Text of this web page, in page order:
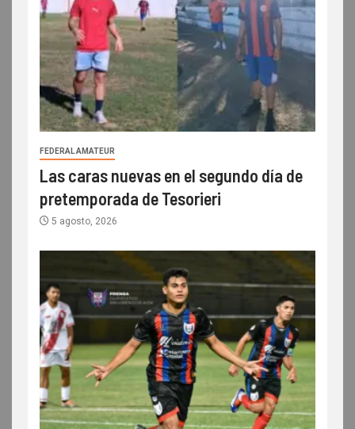
FEDERAL AMATEUR
Las caras nuevas en el segundo día de
pretemporada de Tesorieri
5 agosto, 2026